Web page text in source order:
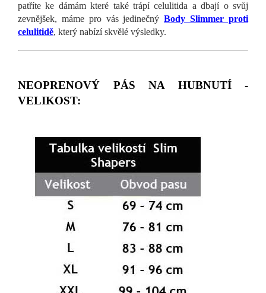
patříte ke dámám které také trápí celulitida a dbají o svůj
zevnějšek, máme pro vás jedinečnýBody Slimmer proti
celulitidě, který nabízí skvělé výsledky.
NEOPRENOVÝ PÁS NA HUBNUTÍ -
VELIKOST: